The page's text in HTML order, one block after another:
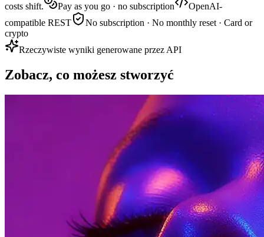
costs shift.
Pay as you go · no subscription
OpenAI-
compatible REST
No subscription · No monthly reset · Card or
crypto
Rzeczywiste wyniki generowane przez API
Zobacz, co możesz stworzyć